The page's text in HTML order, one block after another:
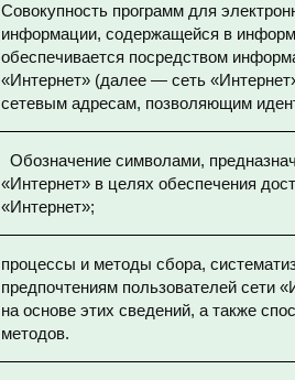
Совокупность программ для
информации, содержащейся в
обеспечивается посредством
«Интернет» (далее — сеть
сетевым адресам, позволяющим
Обозначение символами,
«Интернет» в целях обеспечения
«Интернет»;
процессы и методы сбора,
предпочтениям пользователей сети
на основе этих сведений, а также
методов.